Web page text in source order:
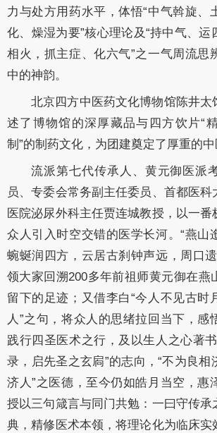
力与处方用药水平，体悟“中气斡旋、
化、燥湿为要”核心理论及“持中气、运
相火，抓主症、化六气”之一气周流思
中的神韵。
北京四方中医药文化博物馆陈井太
述了博物馆的深厚藏品与四方饮片“
制”的制药文化，为团建奠定了厚重的中
流派第七代传承人、黄元御医派
员、专委会常务副主任委员、首都医科
医院泌尿外科主任贾连城教授，以一
众人引入时空交错的医学长河。“燕山
蜿蜒润四方，云居古刹钟声远，周口遗
领大家回溯200多年前祖师黄元御在燕
留下的足迹；又借李白“今人不见古时
人”之句，将众人的思绪拉回当下，感
践行四圣医术之行，及以生人之心著
录，启先圣之玄扄”的志向，“不为良相
济人”之医德，至今仍如皓月当空，惠
授以三句箴言与同门共勉：一曰守传承
典，精修医术本领，将理论化为临床实